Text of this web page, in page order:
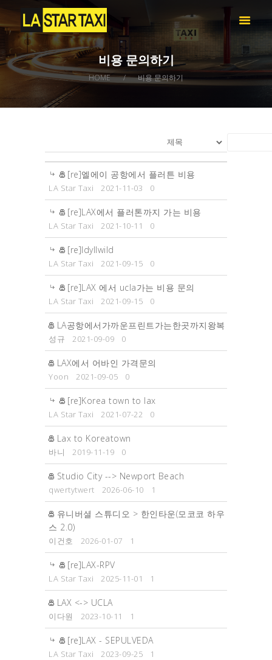
비용 문의하기
HOME 비용 문의하기
LA STAR TAXI -엘에이 스타 택시
엘에이 한인 택시 – 공항 픽업 -최저가
HOME
서비스
택시 예약
[re]엘에이 공항에서 플러튼 비용
LA Star Taxi 2021-11-03 0
[re]LAX에서 플러톤까지 가는 비용
LA Star Taxi 2021-10-11 0
[re]Idyllwild
LA Star Taxi 2021-09-15 0
[re]LAX 에서 ucla가는 비용 문의
LA Star Taxi 2021-09-15 0
LA공항에서가까운프린트가는한곳까지왕복
성규 2021-09-09 0
LAX에서 어바인 가격문의
Yoon 2021-09-05 0
[re]Korea town to lax
LA Star Taxi 2021-07-22 0
Lax to Koreatown
바니 2019-11-19 0
Studio City --> Newport Beach
qwertytwert 2026-06-10 1
유니버셜 스튜디오 > 한인타운(모코코 하우
스 2.0)
이건호 2026-01-07 1
[re]LAX-RPV
LA Star Taxi 2025-11-01 1
LAX <-> UCLA
이다원 2023-10-11 1
[re]LAX - SEPULVEDA
LA Star Taxi 2023-09-25 1